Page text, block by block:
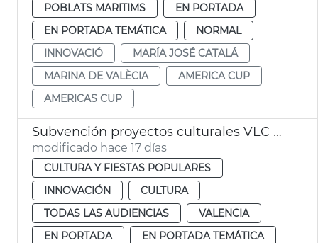
POBLATS MARITIMS
EN PORTADA
EN PORTADA TEMÁTICA
NORMAL
INNOVACIÓ
MARÍA JOSÉ CATALÁ
MARINA DE VALÈCIA
AMERICA CUP
AMERICAS CUP
Subvención proyectos culturales VLC Music City
modificado hace 17 días
CULTURA Y FIESTAS POPULARES
INNOVACIÓN
CULTURA
TODAS LAS AUDIENCIAS
VALENCIA
EN PORTADA
EN PORTADA TEMÁTICA